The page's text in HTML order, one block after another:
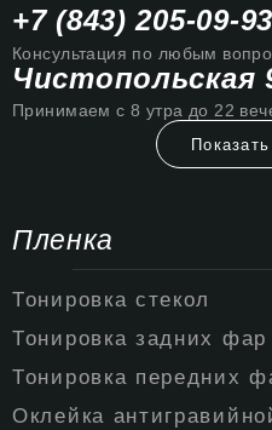
+7 (843) 205-09-93
Консультация по любым
Чистопольская
Принимаем с 8 утра до 22
Пленка
Тонировка стекол
Тонировка задних фар
Тонировка передних
Оклейка